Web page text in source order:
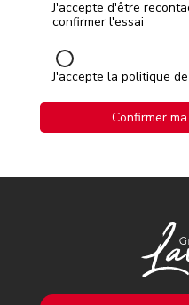
J'accepte d'être
confirmer l'essai
J'accepte la politique